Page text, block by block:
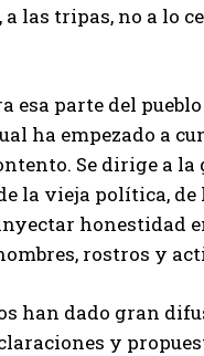
las tripas, no a lo
esa parte del
ha empezado a
Se dirige a la
la vieja política, de
honestidad
rostros y
han dado gran
y